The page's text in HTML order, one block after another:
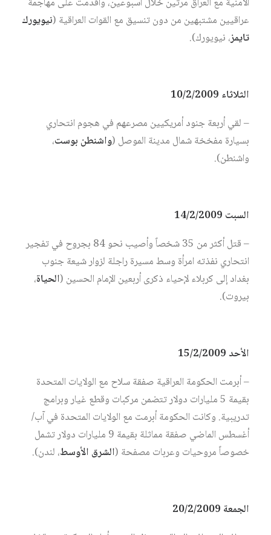
عراقيين مشتبهين من دون تنسيق مع القوات العراقية (نيويورك
تايمز، نيويورك).
الثلاثاء 10/2/2009
– لقي أربعة جنود أمريكيين مصرعهم في هجوم انتحاري
بسيارة مفخخة شمال مدينة الموصل (واشنطن بوست،
واشنطن).
السبت 14/2/2009
– قتل أكثر من 35 شخصاً وأصيب نحو 84 بجروح في تفجير
انتحاري نفذته امرأة وسط مسيرة راجلة لزوار شيعة جنوب
بغداد إلى كربلاء لإحياء ذكرى أربعين الإمام الحسين (الحياة،
بيروت).
الأحد 15/2/2009
– أبرمت الحكومة العراقية صفقة سلاح مع الولايات المتحدة
بقيمة 5 مليارات دولار تتضمن مركبات وقطع غيار وبرامج
تدريبية. وكانت الحكومة أبرمت مع الولايات المتحدة في آب/
أغسطس الماضي صفقة مماثلة بقيمة 9 مليارات دولار تشمل
خصوصاً مروحيات وعربات مصفحة (الشرق الأوسط، لندن).
الجمعة 20/2/2009